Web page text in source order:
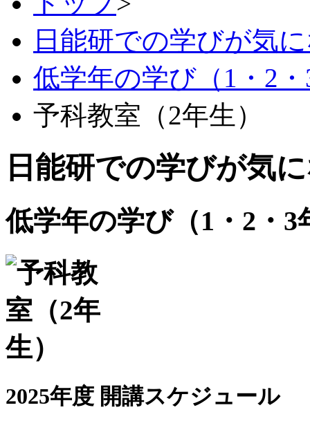
日能研での学びが気
低学年の学び（1・2
予科教室（2年生）
日能研での学びが気
低学年の学び（1・2・3
2025年度 開講スケジュール